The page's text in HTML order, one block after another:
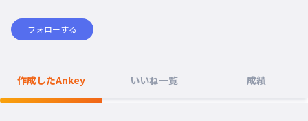
フォローする
作成したAnkey いいね一覧 成績